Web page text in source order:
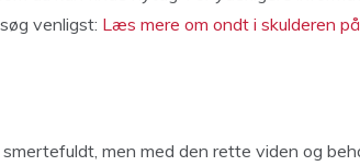
venligst: Læs mere om ondt i skulderen på
men med den rette viden og